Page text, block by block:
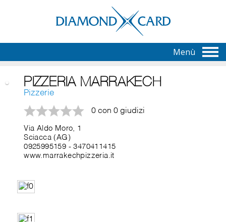
Menù
PIZZERIA MARRAKECH
Pizzerie
0 con 0 giudizi
Via Aldo Moro, 1
Sciacca (AG)
0925995159 -3470411415
www.marrakechpizzeria.it